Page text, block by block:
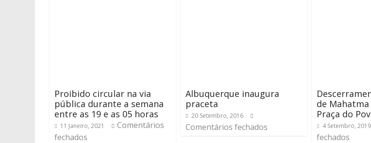
Proibido circular na via
pública durante a semana
entre as 19 e as 05 horas
11 Janeiro, 2021
Comentários
fechados
Albuquerque inaugura
praceta
20 Setembro, 2016
Comentários fechados
de
Praça do
4 Setembro, 2019
fechados